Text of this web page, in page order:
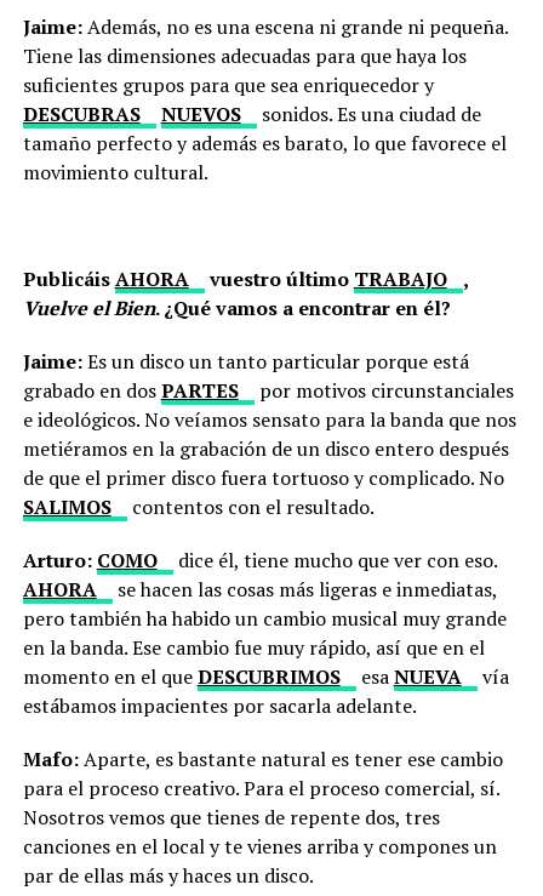
Jaime:Además, no es una escena ni grande ni pequeña.
Tiene las dimensiones adecuadas para que haya los
suficientes grupos para que sea enriquecedor y
DESCUBRAS
NUEVOS
sonidos. Es una ciudad de
tamaño perfecto y además es barato, lo que favorece el
movimiento cultural.
PublicáisAHORA vuestro último TRABAJO
,
Vuelve el Bien. ¿Qué vamos a encontrar en él?
Jaime:Es un disco un tanto particular porque está
grabado en dosPARTES
por motivos circunstanciales
e ideológicos. No veíamos sensato para la banda que nos
metiéramos en la grabación de un disco entero después
de que el primer disco fuera tortuoso y complicado. No
SALIMOS
contentos con el resultado.
Arturo: COMO
dice él, tiene mucho que ver con eso.
AHORA
se hacen las cosas más ligeras e inmediatas,
pero también ha habido un cambio musical muy grande
en la banda. Ese cambio fue muy rápido, así que en el
momento en el queDESCUBRIMOS esaNUEVA
vía
estábamos impacientes por sacarla adelante.
Mafo:Aparte, es bastante natural es tener ese cambio
para el proceso creativo. Para el proceso comercial, sí.
Nosotros vemos que tienes de repente dos, tres
canciones en el local y te vienes arriba y compones un
par de ellas más y haces un disco.